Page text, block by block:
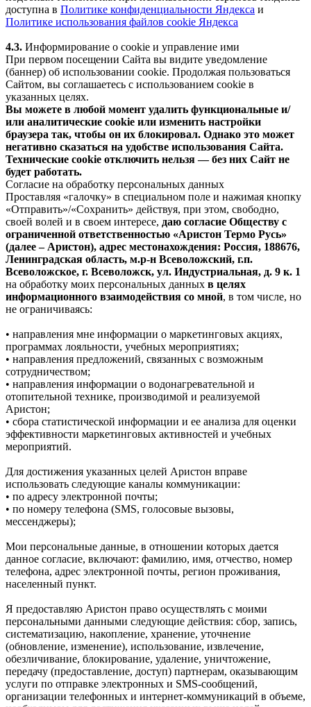
доступна в Политике конфиденциальности Яндекса и
Политике использования файлов cookie Яндекса
4.3. Информирование о cookie и управление ими
При первом посещении Сайта вы видите уведомление
(баннер) об использовании cookie. Продолжая пользоваться
Сайтом, вы соглашаетесь с использованием cookie в
указанных целях.
Вы можете в любой момент удалить функциональные и/
или аналитические cookie или изменить настройки
браузера так, чтобы он их блокировал. Однако это может
негативно сказаться на удобстве использования Сайта.
Технические cookie отключить нельзя — без них Сайт не
будет работать.
Согласие на обработку персональных данных
Проставляя «галочку» в специальном поле и нажимая кнопку
«Отправить»/«Сохранить» действуя, при этом, свободно,
своей волей и в своем интересе, даю согласие Обществу с
ограниченной ответственностью «Аристон Термо Русь»
(далее – Аристон), адрес местонахождения: Россия, 188676,
Ленинградская область, м.р-н Всеволожский, г.п.
Всеволожское, г. Всеволожск, ул. Индустриальная, д. 9 к. 1
на обработку моих персональных данных в целях
информационного взаимодействия со мной, в том числе, но
не ограничиваясь:
• направления мне информации о маркетинговых акциях,
программах лояльности, учебных мероприятиях;
• направления предложений, связанных с возможным
сотрудничеством;
• направления информации о водонагревательной и
отопительной технике, производимой и реализуемой
Аристон;
• сбора статистической информации и ее анализа для оценки
эффективности маркетинговых активностей и учебных
мероприятий.
Для достижения указанных целей Аристон вправе
использовать следующие каналы коммуникации:
• по адресу электронной почты;
• по номеру телефона (SMS, голосовые вызовы,
мессенджеры);
Мои персональные данные, в отношении которых дается
данное согласие, включают: фамилию, имя, отчество, номер
телефона, адрес электронной почты, регион проживания,
населенный пункт.
Я предоставляю Аристон право осуществлять с моими
персональными данными следующие действия: сбор, запись,
систематизацию, накопление, хранение, уточнение
(обновление, изменение), использование, извлечение,
обезличивание, блокирование, удаление, уничтожение,
передачу (предоставление, доступ) партнерам, оказывающим
услуги по отправке электронных и SMS‑сообщений,
организации телефонных и интернет‑коммуникаций в объеме,